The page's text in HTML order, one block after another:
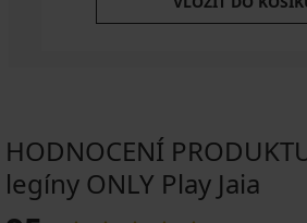
HODNOCENÍ
legíny ONLY Play Jaia